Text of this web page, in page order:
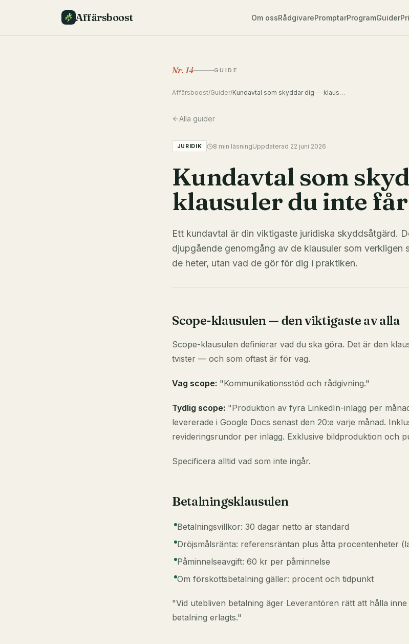
Affärsboost Om ossRådgivarePromptarProgramGuider
Nr. 14 GUIDE
Affärsboost/Guider/ Kundavtal som skyddar dig — klausuler du inte får missa
Alla guider
JURIDIK 8 min läsningUppdaterad 22 juni 2026
Kundavtal som
klausuler du inte
Ett kundavtal är din viktigaste juridiska skyddsåtgärd.
djupgående genomgång av de klausuler som
de heter, utan vad de gör för dig i praktiken.
Scope-klausulen — den viktigaste av alla
Scope-klausulen definierar vad du ska göra. Det är den
tvister — och som oftast är för vag.
Vag scope: "Kommunikationsstöd och rådgivning."
Tydlig scope: "Produktion av fyra LinkedIn-inlägg per
levererade i Google Docs senast den 20:e varje månad.
revideringsrundor per inlägg. Exklusive bildproduktion och
Specificera alltid vad som inte ingår.
Betalningsklausulen
Betalningsvillkor: 30 dagar netto är standard
Dröjsmålsränta: referensräntan plus åtta procentenheter
Påminnelseavgift: 60 kr per påminnelse
Om förskottsbetalning gäller: procent och tidpunkt
"Vid utebliven betalning äger Leverantören rätt att hålla
betalning erlagts."